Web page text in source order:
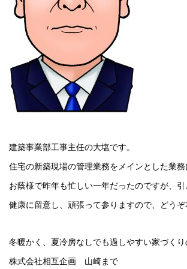
建築事業部工事主任の大塩です。
住宅の新築現場の管理業務をメインとした業務
お蔭様で昨年も忙しい一年だったのですが、
健康に留意し、頑張って参りますので、どう
冬暖かく、夏冷房なしでも過しやすい家づく
株式会社相互企画 山崎まで